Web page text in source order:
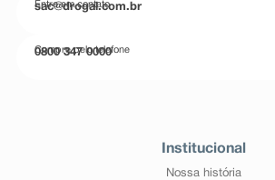
Entre em contato
sac@drogal.com.br
Compre pelo telefone
0800 347 0000
Institucional
Nossa história